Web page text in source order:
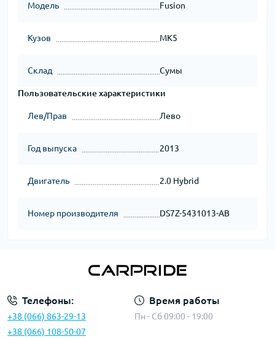
Модель Fusion
Кузов MK5
Склад Сумы
Пользовательские характеристики
Лев/Прав Лево
Год выпуска 2013
Двигатель 2.0 Hybrid
Номер производителя DS7Z-5431013-AB
Телефоны:
+38 (066) 863-29-13
+38 (066) 108-50-07
Время работы
Пн - Сб 09:00 - 19:00